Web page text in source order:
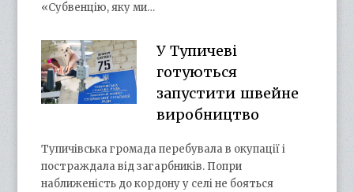
«Субвенцію, яку ми…
У Тупичеві
готуються
запустити швейне
виробництво
Тупичівська громада перебувала в окупації і
постраждала від загарбників. Попри
наближеність до кордону у селі не бояться